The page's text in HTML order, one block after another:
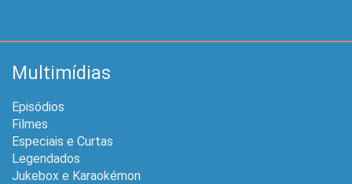
Multimídias
Episódios
Filmes
Especiais e Curtas
Legendados
Jukebox e Karaokémon